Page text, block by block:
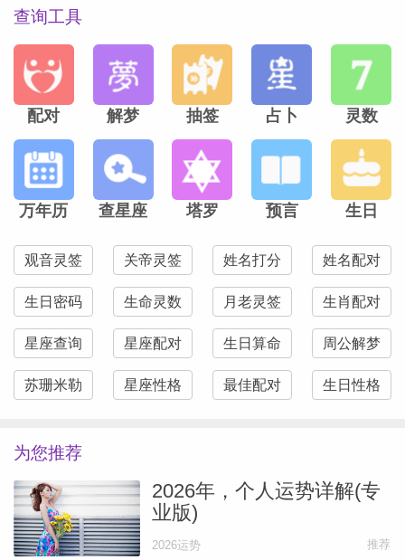
查询工具
配对 解梦 抽签 占卜 灵数
万年历 查星座 塔罗 预言 生日
观音灵签 关帝灵签 姓名打分 姓名配对
生日密码 生命灵数 月老灵签 生肖配对
星座查询 星座配对 生日算命 周公解梦
苏珊米勒 星座性格 最佳配对 生日性格
为您推荐
2026年，个人运势详解(专
业版)
2026运势 推荐